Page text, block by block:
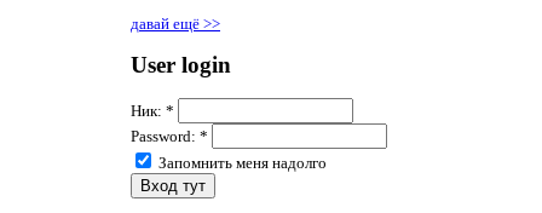
давай ещё >>
User login
Ник: *
Password: *
Запомнить меня надолго